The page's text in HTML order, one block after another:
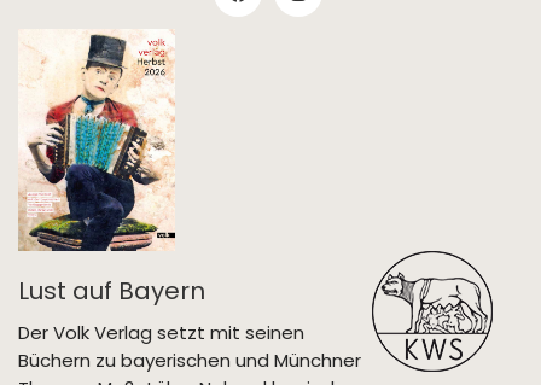
Lust auf Bayern
Der Volk Verlag setzt mit seinen
Büchern zu bayerischen und Münchner